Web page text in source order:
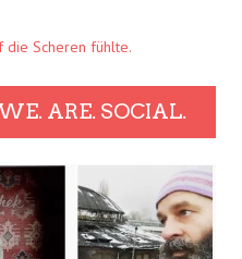
die Scheren fühlte.
ARE. SOCIAL.